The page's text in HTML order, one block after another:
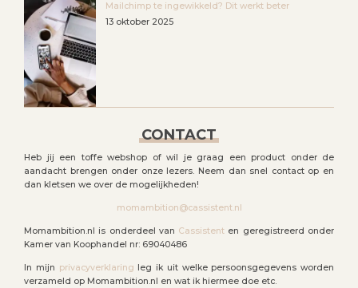
Mailchimp te ingewikkeld? Dit werkt beter
13 oktober 2025
CONTACT
Heb jij een toffe webshop of wil je graag een product onder de
aandacht brengen onder onze lezers. Neem dan snel contact op en
dan kletsen we over de mogelijkheden!
momambition@cassistent.nl
Momambition.nl is onderdeel van Cassistent en geregistreerd onder
Kamer van Koophandel nr: 69040486
In mijn privacyverklaring leg ik uit welke persoonsgegevens worden
verzameld op Momambition.nl en wat ik hiermee doe etc.